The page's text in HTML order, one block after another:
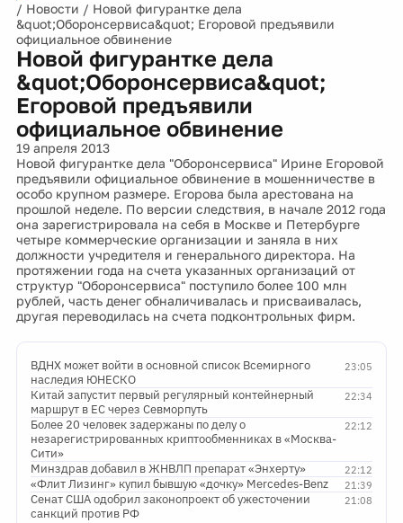
/ Новости / Новой фигурантке дела
&quot;Оборонсервиса&quot; Егоровой предъявили
официальное обвинение
Новой фигурантке дела
&quot;Оборонсервиса&quot;
Егоровой предъявили
официальное обвинение
19 апреля 2013
Новой фигурантке дела "Оборонсервиса" Ирине Егоровой
предъявили официальное обвинение в мошенничестве в
особо крупном размере. Егорова была арестована на
прошлой неделе. По версии следствия, в начале 2012 года
она зарегистрировала на себя в Москве и Петербурге
четыре коммерческие организации и заняла в них
должности учредителя и генерального директора. На
протяжении года на счета указанных организаций от
структур "Оборонсервиса" поступило более 100 млн
рублей, часть денег обналичивалась и присваивалась,
другая переводилась на счета подконтрольных фирм.
23:05
ВДНХ может войти в основной список Всемирного
наследия ЮНЕСКО
22:34
Китай запустит первый регулярный контейнерный
маршрут в ЕС через Севморпуть
22:12
Более 20 человек задержаны по делу о
незарегистрированных криптообменниках в «Москва-
Сити»
22:12
Минздрав добавил в ЖНВЛП препарат «Энхерту»
21:39
«Флит Лизинг» купил бывшую «дочку» Mercedes-Benz
21:08
Сенат США одобрил законопроект об ужесточении
санкций против РФ